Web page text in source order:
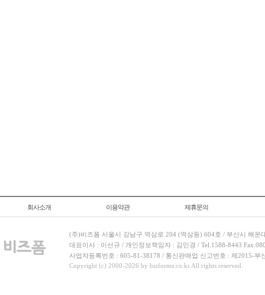
회사소개 이용약관 제휴문의
(주)비즈폼 서울시 강남구 역삼로 204 (역삼동) 604호 / 부산시 해운
대표이사 : 이선규 / 개인정보책임자 : 김민경 / Tel.1588-8443
사업자등록번호 : 605-81-38178 / 통신판매업 신고번호 : 제2015-부
Copyright (c) 2000-2026 by bizforms.co.kr All rights reserved.